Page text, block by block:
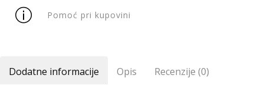
Pomoć pri kupovini
Dodatne informacije Opis Recenzije (0)